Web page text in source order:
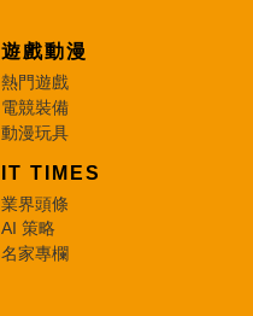
遊戲動漫
熱門遊戲
電競裝備
動漫玩具
IT TIMES
業界頭條
AI 策略
名家專欄